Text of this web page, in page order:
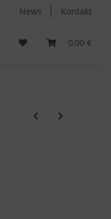
News Kontakt
0,00 €